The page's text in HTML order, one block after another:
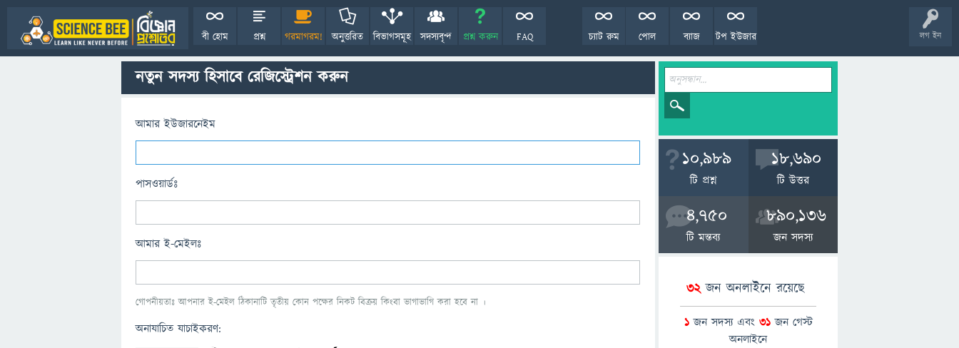
লগ ইন
বী হোম প্রশ্ন গরমাগরম! অনুত্তরিত বিভাগসমূহ সদস্যবৃন্দ প্রশ্ন করুন FAQ টপ ইউজার
ব্যাজ
পোল
চ্যাট রুম
নতুন সদস্য হিসাবে রেজিস্ট্রেশন করুন
আমার ইউজারনেইম
পাসওয়ার্ডঃ
আমার ই-মেইলঃ
গোপনীয়তাঃ আপনার ই-মেইল ঠিকানাটি তৃতীয় কোন পক্ষের নিকট বিক্রয় কিংবা ভাগাভাগি করা হবে না ।
অনাযাচিত যাচাইকরণ:
10,989
টি প্রশ্ন
18,690
টি উত্তর
4,750
টি মন্তব্য
890,136
জন সদস্য
32জন অনলাইনে রয়েছে
1জন সদস্য এবং 31জন গেস্ট
অনলাইনে